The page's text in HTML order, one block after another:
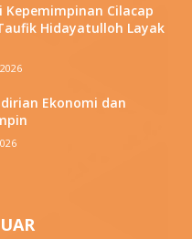
Kepemimpinan Cilacap
Hidayatulloh Layak
Ekonomi dan